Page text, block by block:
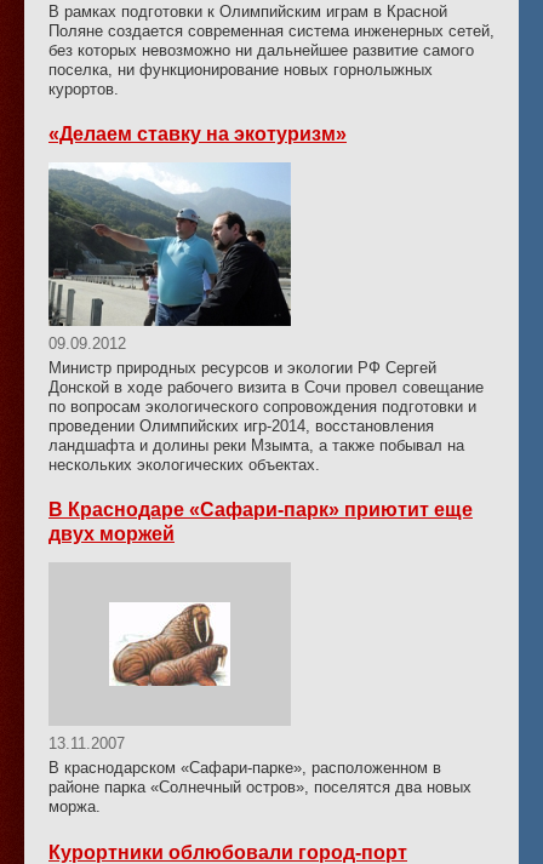
В рамках подготовки к Олимпийским играм в Красной
Поляне создается современная система инженерных сетей,
без которых невозможно ни дальнейшее развитие самого
поселка, ни функционирование новых горнолыжных
курортов.
«Делаем ставку на экотуризм»
09.09.2012
Министр природных ресурсов и экологии РФ Сергей
Донской в ходе рабочего визита в Сочи провел совещание
по вопросам экологического сопровождения подготовки и
проведении Олимпийских игр-2014, восстановления
ландшафта и долины реки Мзымта, а также побывал на
нескольких экологических объектах.
В Краснодаре «Сафари-парк» приютит еще
двух моржей
13.11.2007
В краснодарском «Сафари-парке», расположенном в
районе парка «Солнечный остров», поселятся два новых
моржа.
Курортники облюбовали город-порт